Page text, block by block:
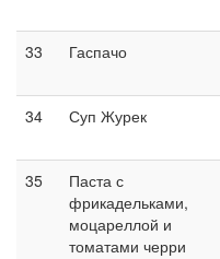
33 Гаспачо
34 Суп Журек
35
Паста с
фрикадельками,
моцареллой и
томатами черри